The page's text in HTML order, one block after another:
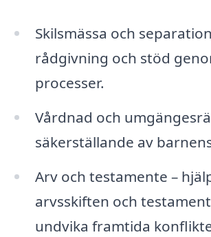
Skilsmässa och
rådgivning och stöd
processer.
Vårdnad och
säkerställande av
Arv och testamente –
arvsskiften och
undvika framtida